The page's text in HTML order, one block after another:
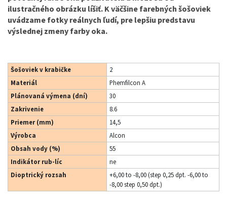
ilustračného obrázku líšiť. K väčšine farebných šošoviek
uvádzame fotky reálnych ľudí, pre lepšiu predstavu
výslednej zmeny farby oka.
Šošoviek v krabičke
2
Materiál
Phemfilcon A
Plánovaná výmena (dní)
30
Zakrivenie
8.6
Priemer (mm)
14,5
Výrobca
Alcon
Obsah vody (%)
55
Indikátor rub-líc
ne
Dioptrický rozsah
+6,00 to -8,00 (step 0,25 dpt. -6,00 to
-8,00 step 0,50 dpt.)